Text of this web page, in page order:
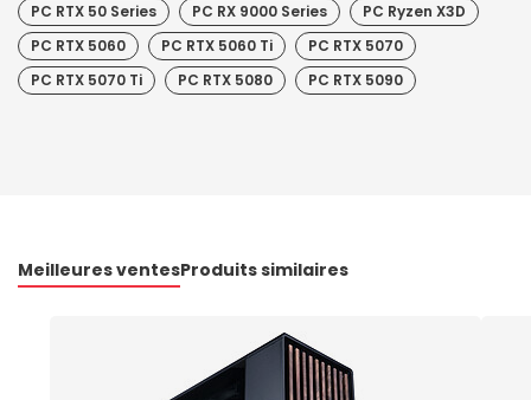
PC RTX 50 Series
PC RX 9000 Series
PC Ryzen X3D
PC RTX 5060
PC RTX 5060 Ti
PC RTX 5070
PC RTX 5070 Ti
PC RTX 5080 PC RTX 5090
Meilleures ventesProduits similaires